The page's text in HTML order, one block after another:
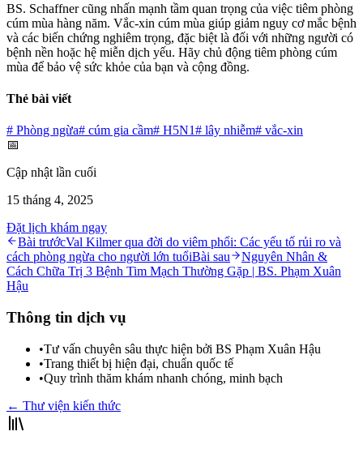
BS. Schaffner cũng nhấn mạnh tầm quan trọng của việc tiêm phòng
cúm mùa hàng năm. Vắc-xin cúm mùa giúp giảm nguy cơ mắc bệnh
và các biến chứng nghiêm trọng, đặc biệt là đối với những người có
bệnh nền hoặc hệ miễn dịch yếu. Hãy chủ động tiêm phòng cúm
mùa để bảo vệ sức khỏe của bạn và cộng đồng.
Thẻ bài viết
# Phòng ngừa# cúm gia cầm# H5N1# lây nhiễm# vắc-xin
📅
Cập nhật lần cuối
15 tháng 4, 2025
Đặt lịch khám ngay
Bài trướcVal Kilmer qua đời do viêm phổi: Các yếu tố rủi ro và
cách phòng ngừa cho người lớn tuổiBài sau
Nguyên Nhân &
Cách Chữa Trị 3 Bệnh Tim Mạch Thường Gặp | BS. Phạm Xuân
Hậu
Thông tin dịch vụ
•Tư vấn chuyên sâu thực hiện bởi BS Phạm Xuân Hậu
•Trang thiết bị hiện đại, chuẩn quốc tế
•Quy trình thăm khám nhanh chóng, minh bạch
← Thư viện kiến thức